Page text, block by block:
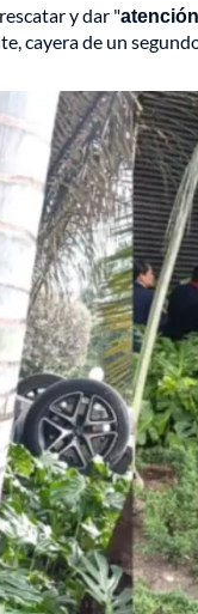
y dar "
cayera de un